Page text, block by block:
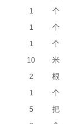
1 个
1 个
1 个
10 米
2 根
1 个
5 把